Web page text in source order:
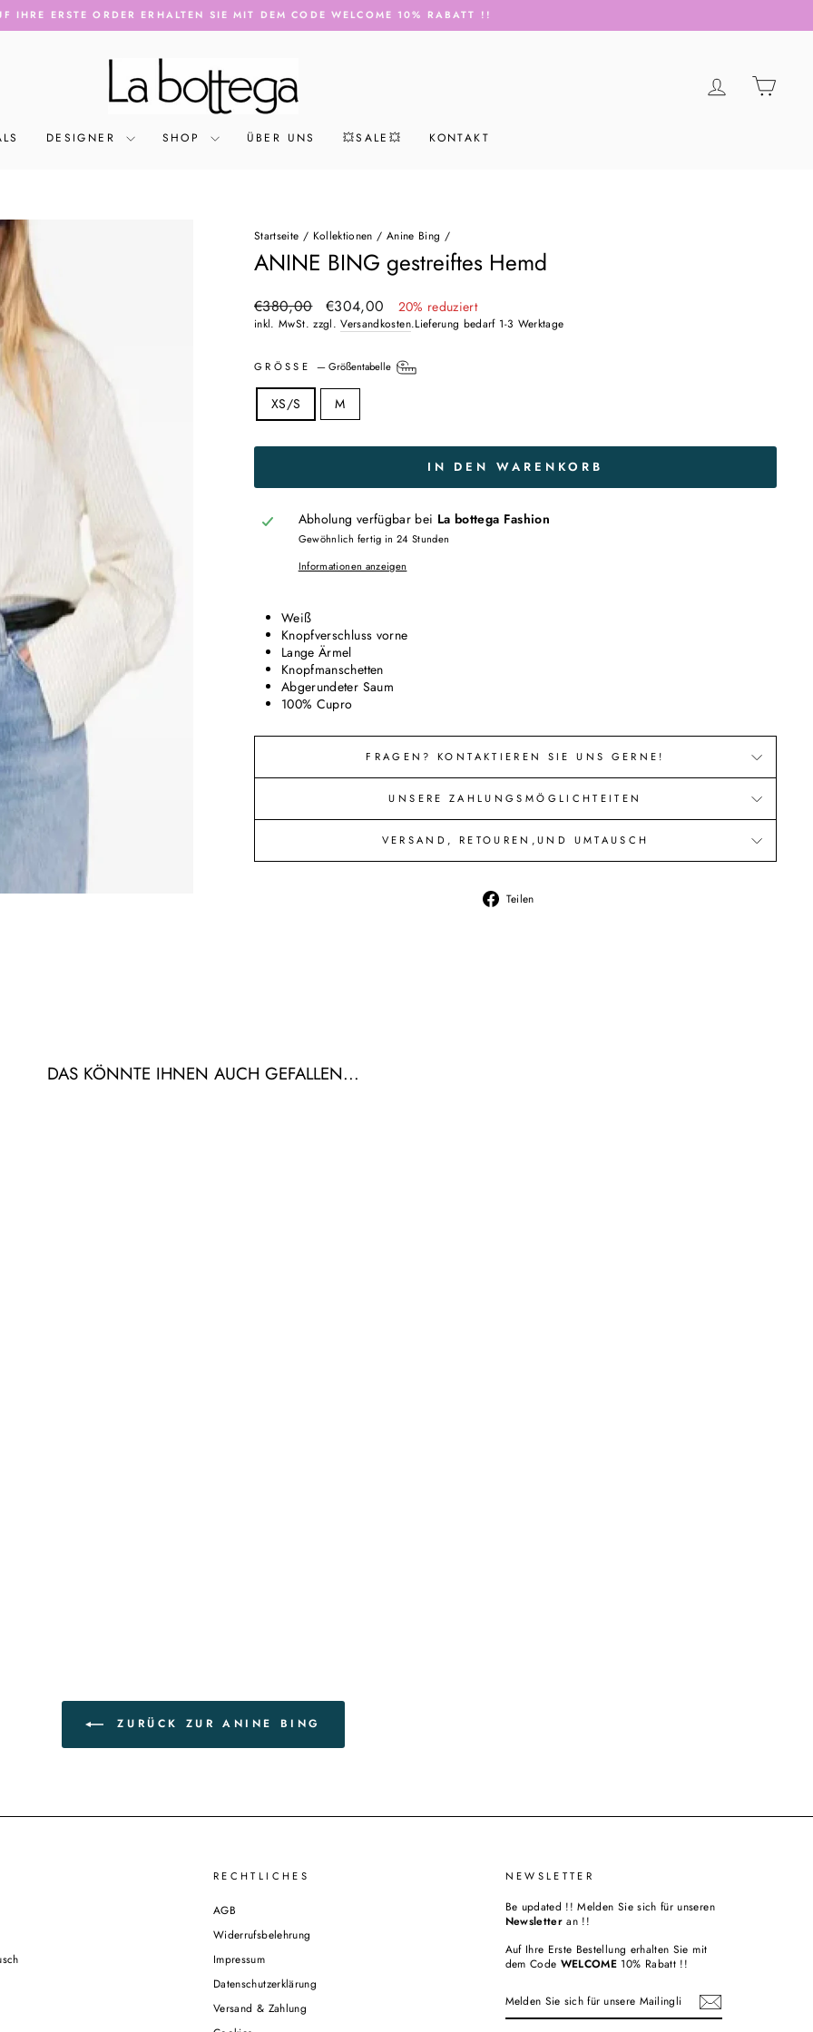
Pause
IHRE ERSTE ORDER ERHALTEN SIE MIT DEM CODE WELCOME 10% RABATT !!
LOGIN
DESIGNER SHOP ÜBER UNS 💥SALE💥 KONTAKT
Startseite / Kollektionen / Anine Bing /
ANINE BING gestreiftes Hemd
Normaler
Preis
€380,00 Sonderpreis
€304,00 20% reduziert
inkl. MwSt. zzgl.Versandkosten.Lieferung bedarf 1-3 Werktage
GRÖSSE —Größentabelle
XS/S M
IN DEN WARENKORB
Abholung verfügbar bei La bottega Fashion
Gewöhnlich fertig in 24 Stunden
Informationen anzeigen
Weiß
Knopfverschluss vorne
Lange Ärmel
Knopfmanschetten
Abgerundeter Saum
100% Cupro
FRAGEN? KONTAKTIEREN SIE UNS GERNE!
UNSERE ZAHLUNGSMÖGLICHTEITEN
VERSAND, RETOUREN,UND UMTAUSCH
Teilen
DAS KÖNNTE IHNEN AUCH GEFALLEN...
ZURÜCK ZUR ANINE BING
RECHTLICHES
AGB
Widerrufsbelehrung
Impressum
Datenschutzerklärung
Versand & Zahlung
NEWSLETTER
Be updated !! Melden Sie sich für unseren
Newsletter an !!
Auf Ihre Erste Bestellung erhalten Sie mit
dem Code WELCOME 10% Rabatt !!
SIE